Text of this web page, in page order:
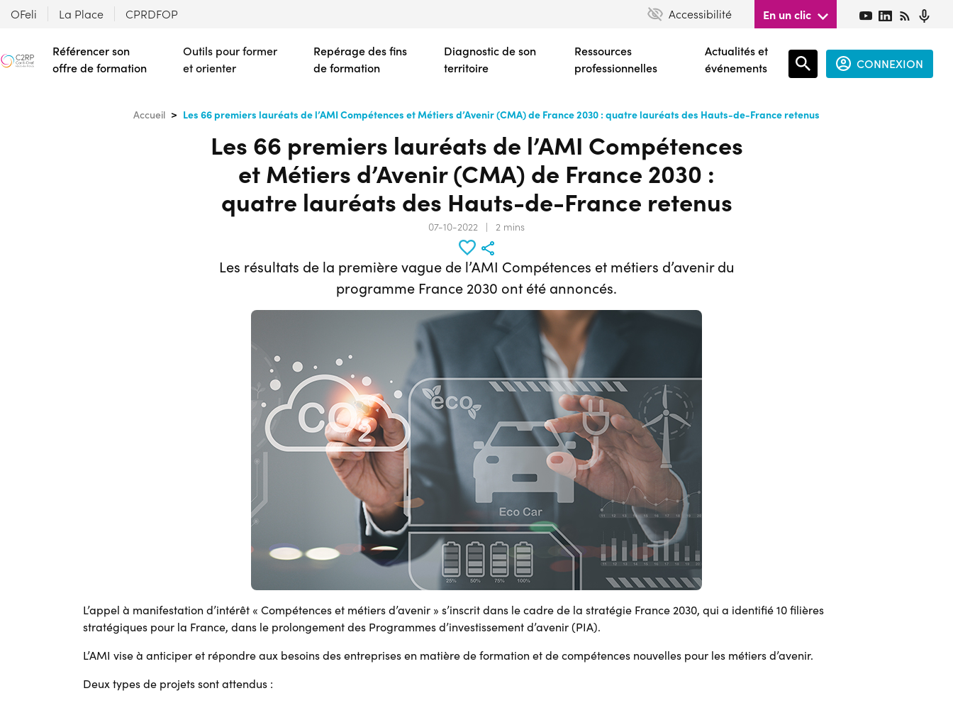
contenu
principal
OFeli La Place CPRDFOP Accessibilité En un clic
Référencer son
offre de formation
Outils pour former
et orienter
Repérage des fins
de formation
Diagnostic de son
territoire
Ressources
professionnelles
Actualités et
événements
CONNEXION
Espace
Accueil Les 66 premiers lauréats de l’AMI Compétences et Métiers d’Avenir (CMA) de France 2030 : quatre lauréats des Hauts-de-France retenus
Les 66 premiers lauréats de l’AMI Compétences
et Métiers d’Avenir (CMA) de France 2030 :
quatre lauréats des Hauts-de-France retenus
07-10-2022 | 2 mins
Les résultats de la première vague de l’AMI Compétences et métiers d’avenir du
programme France 2030 ont été annoncés.
L’appel à manifestation d’intérêt « Compétences et métiers d’avenir » s’inscrit dans le cadre de la stratégie France 2030, qui a identifié 10 filières
stratégiques pour la France, dans le prolongement des Programmes d’investissement d’avenir (PIA).
L’AMI vise à anticiper et répondre aux besoins des entreprises en matière de formation et de compétences nouvelles pour les métiers d’avenir.
Deux types de projets sont attendus :